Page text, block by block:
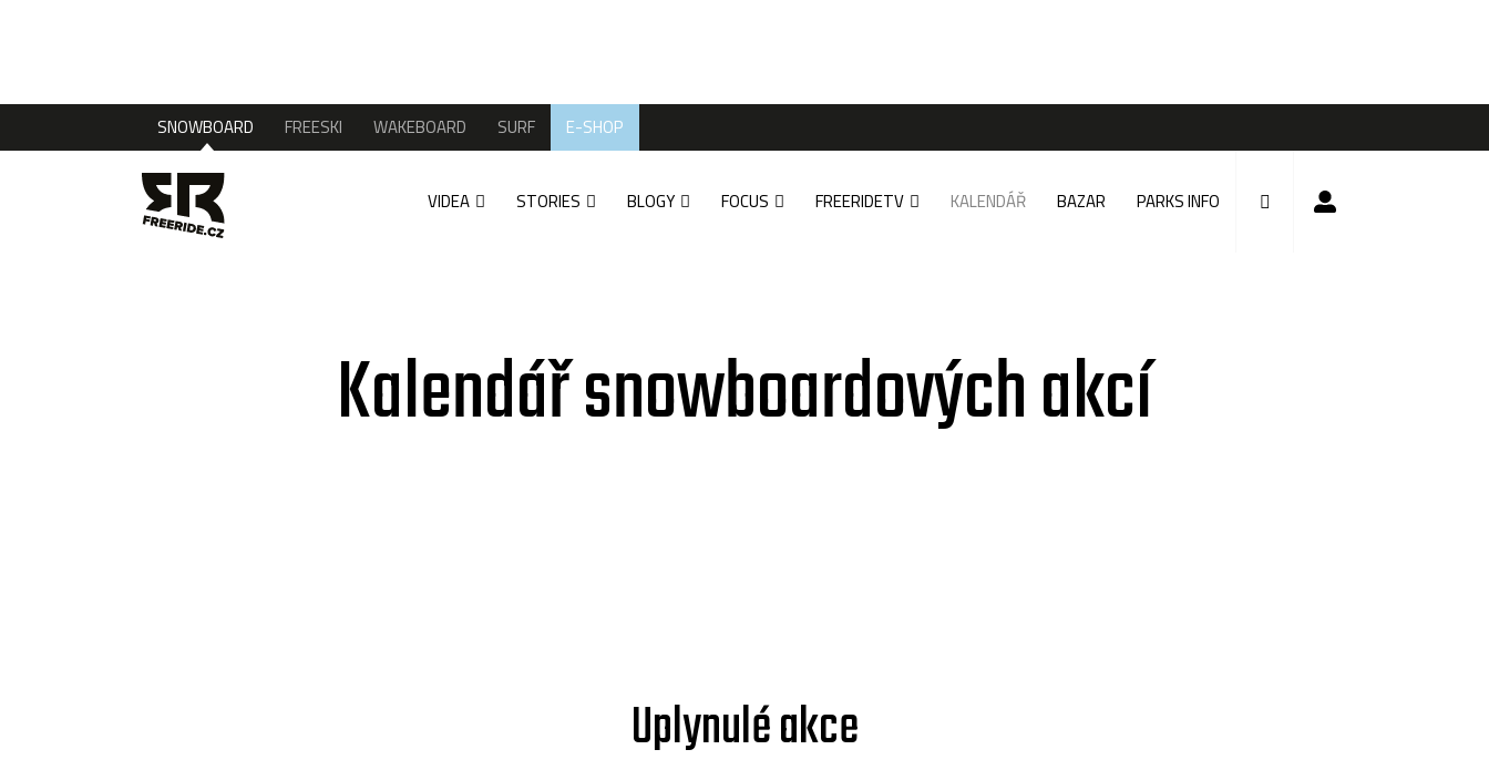
SNOWBOARD FREESKI WAKEBOARD SURF E-SHOP
VIDEA STORIES BLOGY FOCUS FREERIDETV KALENDÁŘ BAZAR PARKS INFO
Kalendář snowboardových akcí
Uplynulé akce